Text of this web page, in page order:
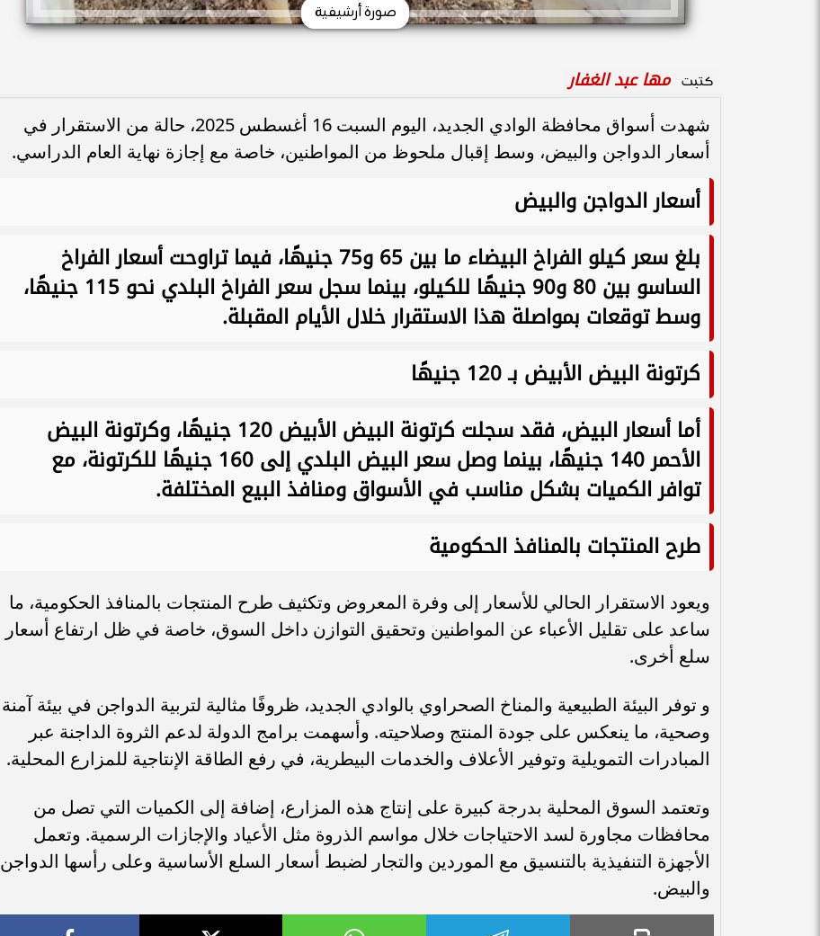
صورة أرشيفية
كتبت مها عبد الغفار
شهدت أسواق محافظة الوادي الجديد، اليوم السبت 16 أغسطس 2025، حالة من الاستقرار في
أسعار الدواجن والبيض، وسط إقبال ملحوظ من المواطنين، خاصة مع إجازة نهاية العام الدراسي.
أسعار الدواجن والبيض
بلغ سعر كيلو الفراخ البيضاء ما بين 65 و75 جنيهًا، فيما تراوحت أسعار الفراخ
الساسو بين 80 و90 جنيهًا للكيلو، بينما سجل سعر الفراخ البلدي نحو 115 جنيهًا،
وسط توقعات بمواصلة هذا الاستقرار خلال الأيام المقبلة.
كرتونة البيض الأبيض بـ 120 جنيهًا
أما أسعار البيض، فقد سجلت كرتونة البيض الأبيض 120 جنيهًا، وكرتونة البيض
الأحمر 140 جنيهًا، بينما وصل سعر البيض البلدي إلى 160 جنيهًا للكرتونة، مع
توافر الكميات بشكل مناسب في الأسواق ومنافذ البيع المختلفة.
طرح المنتجات بالمنافذ الحكومية
ويعود الاستقرار الحالي للأسعار إلى وفرة المعروض وتكثيف طرح المنتجات بالمنافذ الحكومية، ما
ساعد على تقليل الأعباء عن المواطنين وتحقيق التوازن داخل السوق، خاصة في ظل ارتفاع أسعار
سلع أخرى.
و توفر البيئة الطبيعية والمناخ الصحراوي بالوادي الجديد، ظروفًا مثالية لتربية الدواجن في بيئة آمنة
وصحية، ما ينعكس على جودة المنتج وصلاحيته. وأسهمت برامج الدولة لدعم الثروة الداجنة عبر
المبادرات التمويلية وتوفير الأعلاف والخدمات البيطرية، في رفع الطاقة الإنتاجية للمزارع المحلية.
وتعتمد السوق المحلية بدرجة كبيرة على إنتاج هذه المزارع، إضافة إلى الكميات التي تصل من
محافظات مجاورة لسد الاحتياجات خلال مواسم الذروة مثل الأعياد والإجازات الرسمية. وتعمل
الأجهزة التنفيذية بالتنسيق مع الموردين والتجار لضبط أسعار السلع الأساسية وعلى رأسها الدواجن
والبيض.